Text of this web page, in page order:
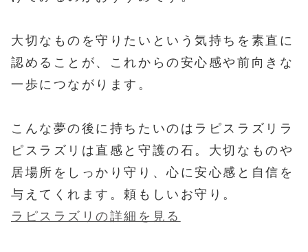
大切なものを守りたいという気持ちを素直に
認めることが、これからの安心感や前向きな
一歩につながります。
こんな夢の後に持ちたいのはラピスラズリラ
ピスラズリは直感と守護の石。大切なものや
居場所をしっかり守り、心に安心感と自信を
与えてくれます。頼もしいお守り。
ラピスラズリの詳細を見る